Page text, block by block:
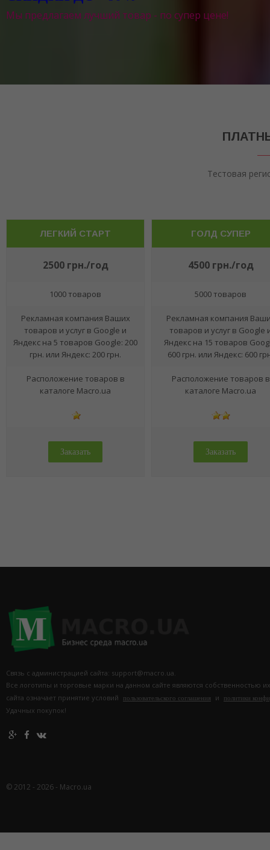
Мы предлагаем лучший товар - по супер цене!
Тестовая
ЛЕГКИЙ СТАРТ
2500 грн./год
1000 товаров
Рекламная компания Ваших
товаров и услуг в Google и
Яндекс на 5 товаров Google: 200
грн. или Яндекс: 200 грн.
Расположение товаров в
каталоге Macro.ua
Заказать
ГОЛД СУПЕР
4500 грн./год
5000 товаров
Рекламная компания
товаров и услуг в Google
Яндекс на 15 товаров
600 грн. или Яндекс: 600
Расположение товаров в
каталоге Macro.ua
Заказать
Связь с администрацией сайта: support@macro.ua.
Все логотипы и торговые марки на данном сайте являются собственностью
сайта означает принятие условий
пользовательского соглашения и политики
Удачных покупок!
© 2012 - 2026 - Macro.ua